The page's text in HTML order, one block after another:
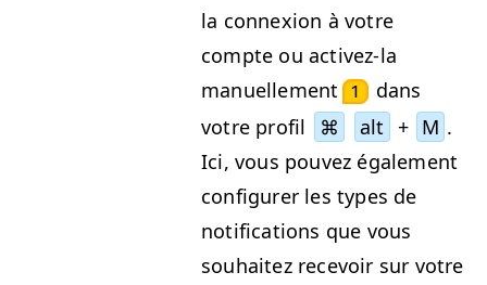
la con­nex­ion à votre
compte ou activez-la
manuelle­ment
1
dans
votre pro­fil
⌘ alt + М .
Ici, vous pou­vez égale­ment
con­fig­ur­er les types de
noti­fi­ca­tions que vous
souhaitez recevoir sur votre